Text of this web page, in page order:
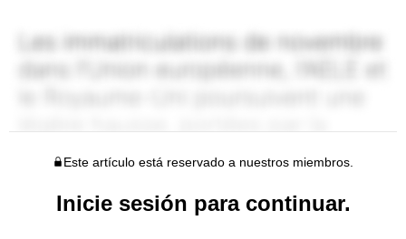
Este artículo está reservado a nuestros miembros.
Inicie sesión para continuar.